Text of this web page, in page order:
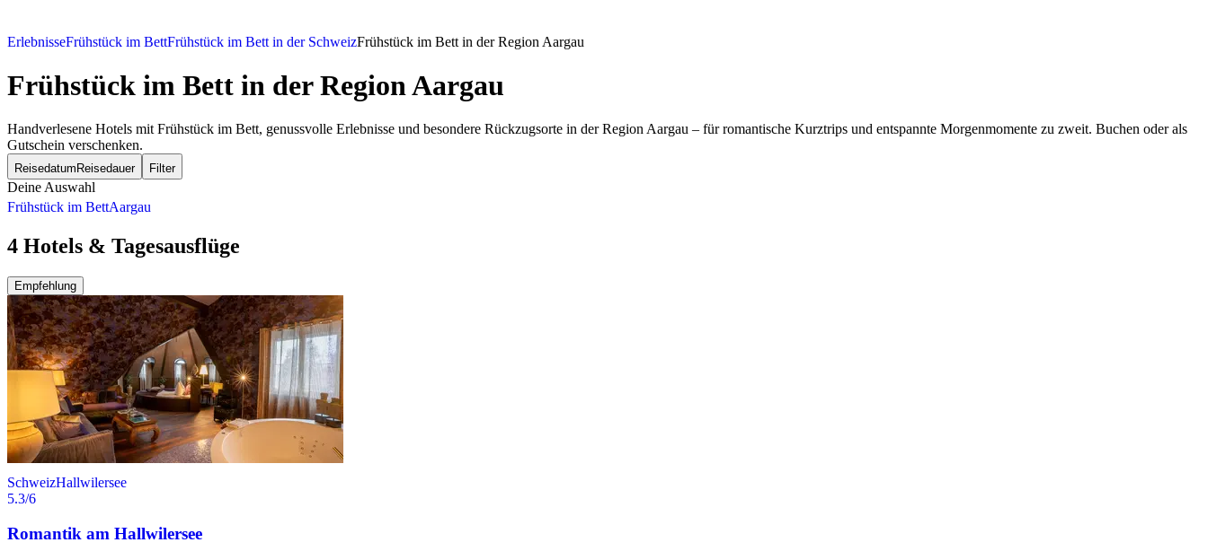
ErlebnisseFrühstück im BettFrühstück im Bett in der SchweizFrühstück im Bett in der Region Aargau
Frühstück im Bett in der Region Aargau
Handverlesene Hotels mit Frühstück im Bett, genussvolle Erlebnisse und besondere Rückzugsorte in der Region Aargau – für romantische Kurztrips und entspannte Morgenmomente zu zweit. Buchen oder als
Gutschein verschenken.
Reisedatum Reisedauer Filter
Deine Auswahl
Frühstück im BettAargau
4 Hotels & Tagesausflüge
Empfehlung
SchweizHallwilersee
5.3/6
Romantik am Hallwilersee